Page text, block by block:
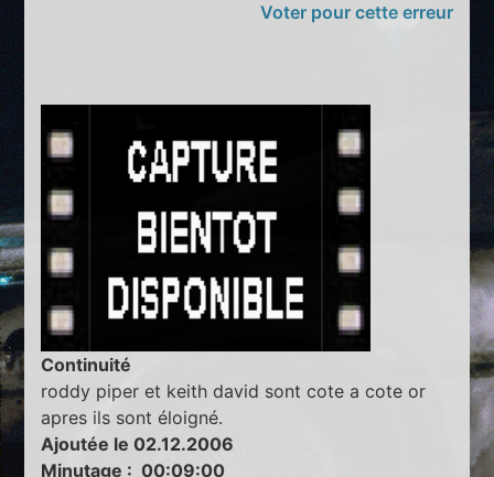
Voter pour cette erreur
Continuité
roddy piper et keith david sont cote a cote or
apres ils sont éloigné.
Ajoutée le 02.12.2006
Minutage : 00:09:00